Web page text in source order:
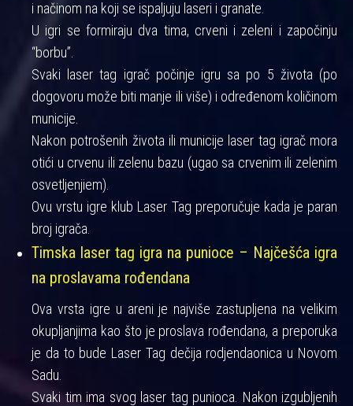
i načinom na koji se ispaljuju laseri i granate.
U igri se formiraju dva tima, crveni i zeleni i započinju
“borbu”.
Svaki laser tag igrač počinje igru sa po 5 života (po
dogovoru može biti manje ili više) i određenom količinom
municije.
Nakon potrošenih života ili municije laser tag igrač mora
otići u crvenu ili zelenu bazu (ugao sa crvenim ili zelenim
osvetljenjiem).
Ovu vrstu igre klub Laser Tag preporučuje kada je paran
broj igrača.
Timska laser tag igra na punioce – Najčešća igra
na proslavama rođendana
Ova vrsta igre u areni je najviše zastupljena na velikim
okupljanjima kao što je proslava rođendana, a preporuka
je da to bude Laser Tag dečija rodjendaonica u Novom
Sadu.
Svaki tim ima svog laser tag punioca. Nakon izgubljenih